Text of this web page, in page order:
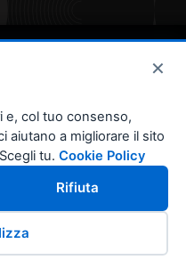
. All rights reserved
×
e, col tuo consenso,
aiutano a migliorare il sito
tu. Cookie Policy
Rifiuta